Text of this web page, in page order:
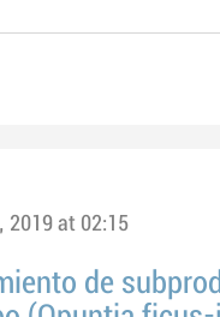
2019 at 02:15
de